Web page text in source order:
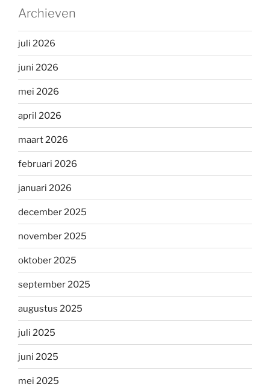
Archieven
juli 2026
juni 2026
mei 2026
april 2026
maart 2026
februari 2026
januari 2026
december 2025
november 2025
oktober 2025
september 2025
augustus 2025
juli 2025
juni 2025
mei 2025